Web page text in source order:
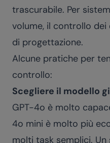
trascurabile. Per
volume, il controllo
di progettazione.
Alcune pratiche per
controllo:
Scegliere il modello
GPT-4o è molto
4o mini è molto più
molti task semplici.